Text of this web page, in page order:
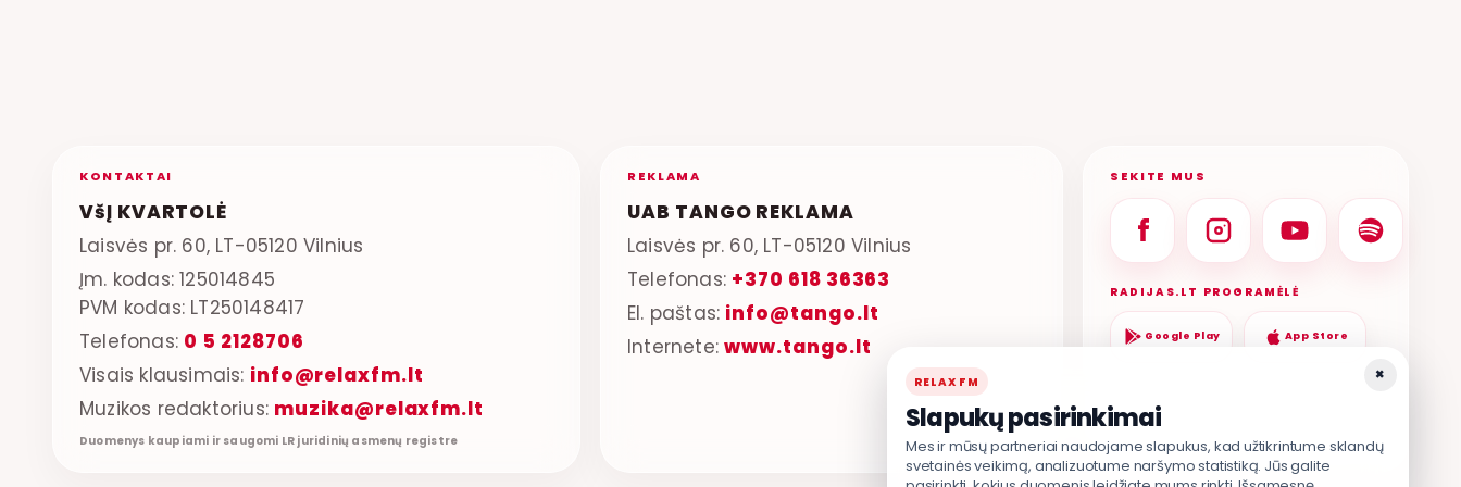
KONTAKTAI
VšĮ KVARTOLĖ
Laisvės pr. 60, LT-05120 Vilnius
Įm. kodas: 125014845
PVM kodas: LT250148417
Telefonas: 0 5 2128706
Visais klausimais: info@relaxfm.lt
Muzikos redaktorius: muzika@relaxfm.lt
Duomenys kaupiami ir saugomi LR juridinių asmenų registre
REKLAMA
UAB TANGO REKLAMA
Laisvės pr. 60, LT-05120 Vilnius
Telefonas: +370 618 36363
El. paštas: info@tango.lt
Internete:www.tango.lt
SEKITE MUS
RADIJAS.LT PROGRAMĖLĖ
Google Play App Store
×
RELAX FM
Slapukų pasirinkimai
Mes ir mūsų partneriai naudojame slapukus, kad užtikrintume sklandų
svetainės veikimą, analizuotume naršymo statistiką. Jūs galite